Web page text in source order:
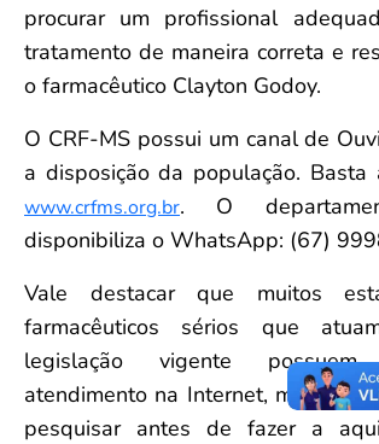
procurar um profissional
tratamento de maneira correta e
o farmacêutico Clayton Godoy.
O CRF-MS possui um canal de
a disposição da população. Basta
www.crfms.org.br. O
disponibiliza o WhatsApp: (67)
Vale destacar que muitos
farmacêuticos sérios que
legislação vigente
atendimento na Internet, mas é
pesquisar antes de fazer a